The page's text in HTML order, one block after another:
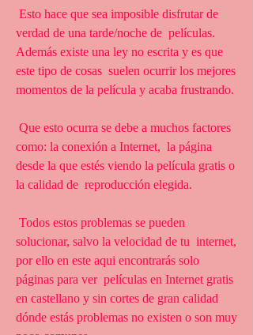
verdad de una tarde/noche de  películas.
Además existe una ley no escrita y es que
este tipo de cosas  suelen ocurrir los mejores
momentos de la película y acaba frustrando.
como: la conexión a Internet,  la página
desde la que estés viendo la película gratis o
la calidad de  reproducción elegida.
solucionar, salvo la velocidad de tu  internet,
por ello en este aqui encontrarás solo
páginas para ver  películas en Internet gratis
en castellano y sin cortes de gran calidad
dónde estás problemas no existen o son muy